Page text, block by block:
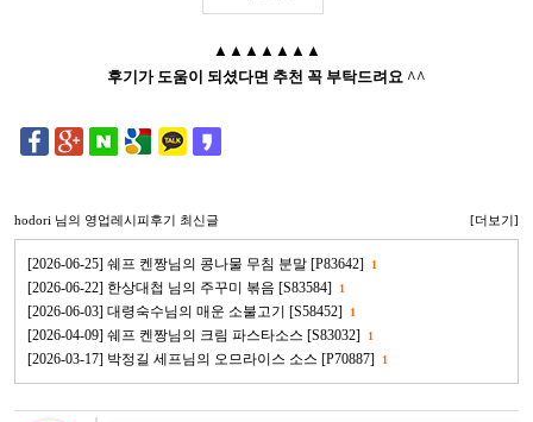
▲▲▲▲▲▲▲
후기가 도움이 되셨다면 추천 꼭 부탁드려요 ^^
hodori 님의 영업레시피후기 최신글 [더보기]
[2026-06-25] 쉐프 켄짱님의 콩나물 무침 분말 [P83642] 1
[2026-06-22] 한상대첩 님의 주꾸미 볶음 [S83584] 1
[2026-06-03] 대령숙수님의 매운 소불고기 [S58452] 1
[2026-04-09] 쉐프 켄짱님의 크림 파스타소스 [S83032] 1
[2026-03-17] 박정길 세프님의 오므라이스 소스 [P70887] 1